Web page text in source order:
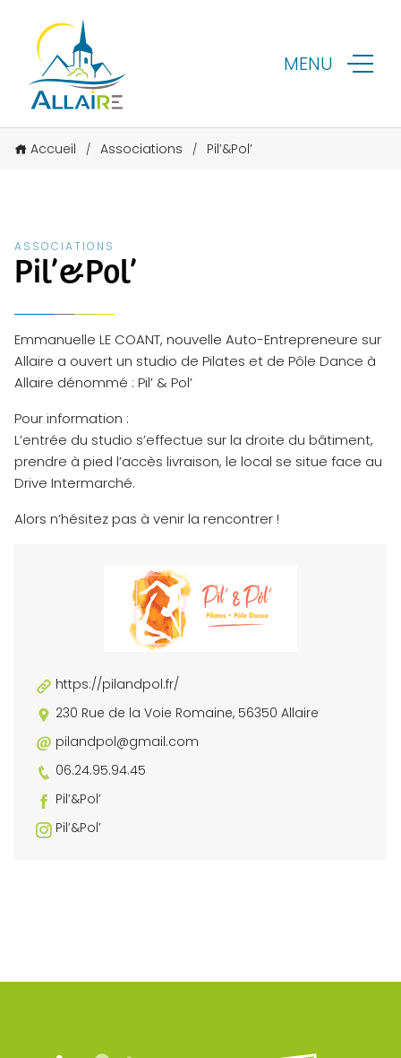
MENU
Accueil / Associations / Pil’&Pol’
ASSOCIATIONS
Pil’&Pol’
Emmanuelle LE COANT, nouvelle Auto-Entrepreneure sur
Allaire a ouvert un studio de Pilates et de Pôle Dance à
Allaire dénommé : Pil’ & Pol’
Pour information :
L’entrée du studio s’effectue sur la droite du bâtiment,
prendre à pied l’accès livraison, le local se situe face au
Drive Intermarché.
Alors n’hésitez pas à venir la rencontrer !
https://pilandpol.fr/
230 Rue de la Voie Romaine, 56350 Allaire
pilandpol@gmail.com
06.24.95.94.45
Pil’&Pol’
Pil’&Pol’